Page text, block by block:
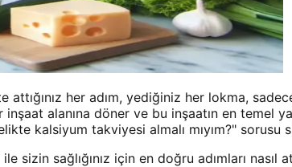
her adım, yediğiniz her lokma,
alanına döner ve bu inşaatın en temel
kalsiyum takviyesi almalı mıyım?" sorusu
sağlığınız için en doğru adımları nasıl